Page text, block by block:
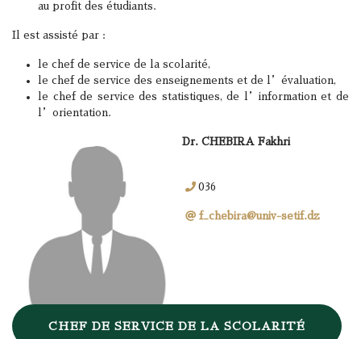
au profit des étudiants.
Il est assisté par :
le chef de service de la scolarité,
le chef de service des enseignements et de l’évaluation,
le chef de service des statistiques, de l’information et de
l’orientation.
Dr. CHEBIRA Fakhri
036
f_chebira@univ-setif.dz
CHEF DE SERVICE DE LA SCOLARITÉ